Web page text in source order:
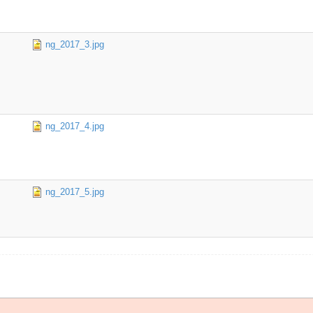
ng_2017_3.jpg
ng_2017_4.jpg
ng_2017_5.jpg